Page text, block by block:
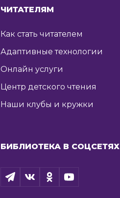
ЧИТАТЕЛЯМ
Как стать читателем
Адаптивные технологии
Онлайн услуги
Центр детского чтения
Наши клубы и кружки
БИБЛИОТЕКА В СОЦСЕТЯХ